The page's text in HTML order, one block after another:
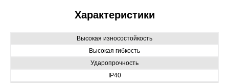
Характеристики
Высокая износостойкость
Высокая гибкость
Ударопрочность
IP40